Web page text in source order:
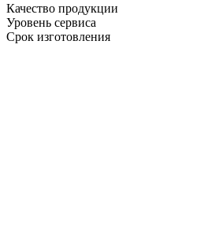
Качество продукции
Уровень сервиса
Срок изготовления